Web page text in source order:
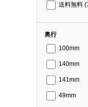
送料無料
奥行
100mm
140mm
141mm
49mm